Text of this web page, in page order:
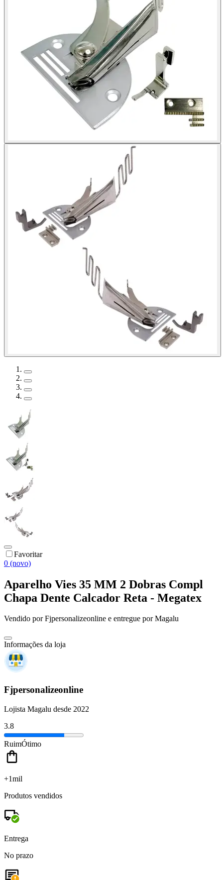
Favoritar
0 (novo)
Aparelho Vies 35 MM 2 Dobras Compl
Chapa Dente Calcador Reta - Megatex
Vendido porFjpersonalizeonline e entregue por Magalu
Informações da loja
Fjpersonalizeonline
Lojista Magalu desde 2022
3.8
RuimÓtimo
+1mil
Produtos vendidos
Entrega
No prazo